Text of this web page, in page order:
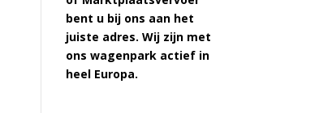
bent u bij ons aan het
juiste adres. Wij zijn met
ons wagenpark actief in
heel Europa.